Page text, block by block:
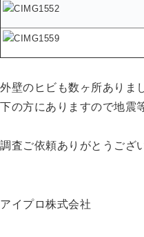
外壁のヒビも数ヶ所ありま
下の方にありますので地震
調査ご依頼ありがとうござ
アイプロ株式会社